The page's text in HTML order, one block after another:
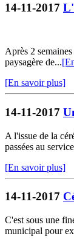
14-11-2017
Après 2
paysagère de...
[En savoir plus]
14-11-2017
A l'issue de la
passées au
[En savoir plus]
14-11-2017
C'est sous une
municipal pour